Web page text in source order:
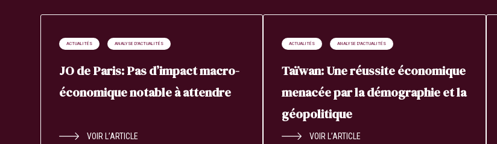
ACTUALITÉS ANALYSE D'ACTUALITÉS
JO de Paris: Pas d’impact macro-
économique notable à attendre
VOIR L’ARTICLE
ACTUALITÉS ANALYSE D'ACTUALITÉS
Taïwan: Une réussite économique
menacée par la démographie et la
géopolitique
VOIR L’ARTICLE